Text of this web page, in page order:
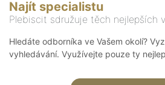
Najít specialistu
Plebiscit sdružuje těch nejlepších
Hledáte odborníka ve Vašem okolí?
vyhledávání. Využívejte pouze ty